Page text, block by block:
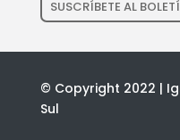
SUSCRÍBETE AL
© Copyright 2022 |
Sul